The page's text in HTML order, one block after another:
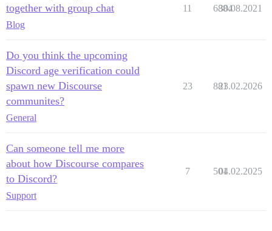
together with group chat
Blog
11 6884
30.08.2021
Do you think the upcoming
Discord age verification could
spawn new Discourse
communites?
General
23 881
23.02.2026
Can someone tell me more
about how Discourse compares
to Discord?
Support
7 501
04.02.2025